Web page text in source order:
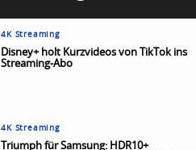
4K Streaming
Disney+ holt Kurzvideos von TikTok ins
Streaming-Abo
4K Streaming
Triumph für Samsung: HDR10+